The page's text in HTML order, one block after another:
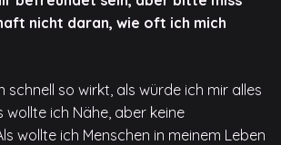
nicht daran, wie oft ich mich
schnell so wirkt, als würde ich mir alles
wollte ich Nähe, aber keine
wollte ich Menschen in meinem Leben